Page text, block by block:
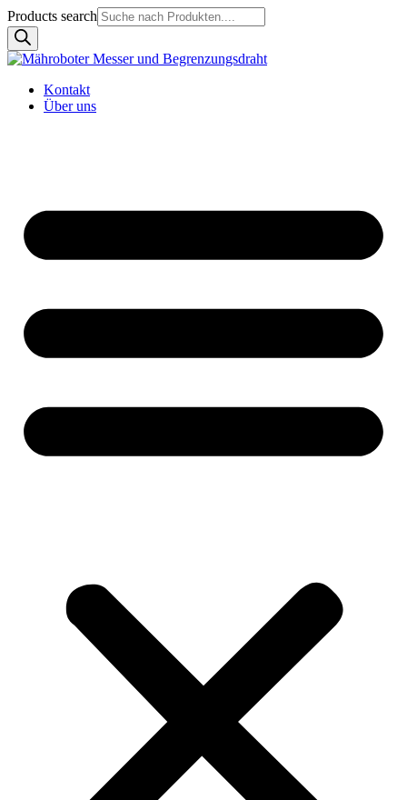
Products search
Kontakt
Über uns